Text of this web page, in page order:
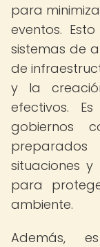
para
eventos.
sistemas de
de
y la
efectivos.
gobiernos
situaciones
para
ambiente.
Además,